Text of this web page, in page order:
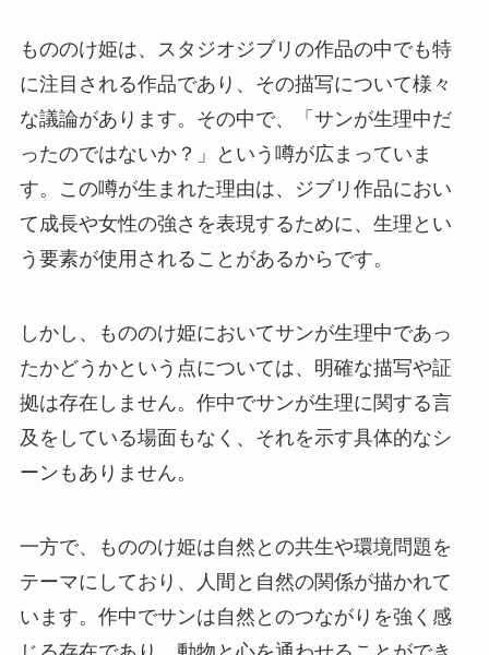
もののけ姫は、スタジオジブリの作品の中でも特
に注目される作品であり、その描写について様々
な議論があります。その中で、「サンが生理中だ
ったのではないか？」という噂が広まっていま
す。この噂が生まれた理由は、ジブリ作品におい
て成長や女性の強さを表現するために、生理とい
う要素が使用されることがあるからです。
しかし、もののけ姫においてサンが生理中であっ
たかどうかという点については、明確な描写や証
拠は存在しません。作中でサンが生理に関する言
及をしている場面もなく、それを示す具体的なシ
ーンもありません。
一方で、もののけ姫は自然との共生や環境問題を
テーマにしており、人間と自然の関係が描かれて
います。作中でサンは自然とのつながりを強く感